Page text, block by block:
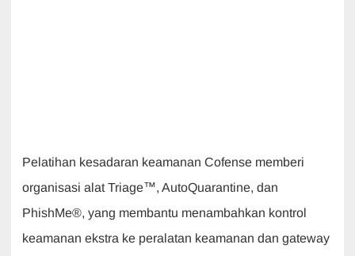
Pelatihan kesadaran keamanan Cofense memberi
organisasi alat Triage™, AutoQuarantine, dan
PhishMe®, yang membantu menambahkan kontrol
keamanan ekstra ke peralatan keamanan dan gateway